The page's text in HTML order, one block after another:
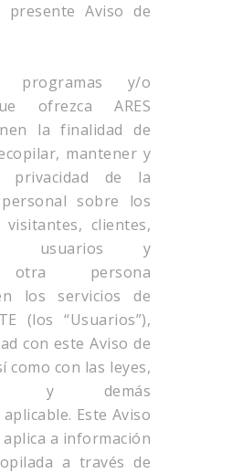
Aviso de
programas y/o
ofrezca ARES
la finalidad de
mantener y
privacidad de la
sobre los
visitantes, clientes,
usuarios y
otra persona
los servicios de
(los “Usuarios”),
con este Aviso de
como con las leyes,
y demás
Este Aviso
aplica a información
a través de